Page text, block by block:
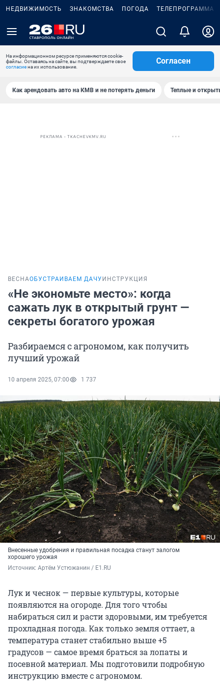
НЕДВИЖИМОСТЬ ЗНАКОМСТВА ПОГОДА ТЕЛЕПРОГРАММА
На информационном ресурсе применяются cookie-
файлы. Оставаясь на сайте, вы подтверждаете свое
согласиена их использование.
Согласен
Как арендовать авто на КМВ и не потерять деньги Теплые и
РЕКЛАМА • TKACHEVKMV.RU
ВЕСНАОБУСТРАИВАЕМ ДАЧУ ИНСТРУКЦИЯ
«Не экономьте место»: когда
сажать лук в открытый грунт —
секреты богатого урожая
Разбираемся с агрономом, как получить
лучший урожай
10 апреля 2025, 07:00 1 737
Внесенные удобрения и правильная посадка станут залогом
хорошего урожая
Источник: Артём Устюжанин / E1.RU
Лук и чеснок — первые культуры, которые
появляются на огороде. Для того чтобы
набираться сил и расти здоровыми, им требуется
прохладная погода. Как только земля оттает, а
температура станет стабильно выше +5
градусов — самое время браться за лопаты и
посевной материал. Мы подготовили подробную
инструкцию вместе с агрономом.